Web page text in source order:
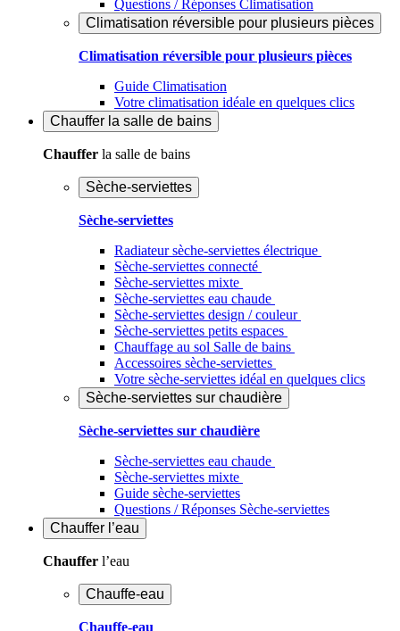
Questions / Réponses Climatisation
Climatisation réversible pour plusieurs pièces
Climatisation réversible pour plusieurs pièces
Guide Climatisation
Votre climatisation idéale en quelques clics
Chauffer la salle de bains
Chauffer la salle de bains
Sèche-serviettes
Sèche-serviettes
Radiateur sèche-serviettes électrique
Sèche-serviettes connecté
Sèche-serviettes mixte
Sèche-serviettes eau chaude
Sèche-serviettes design / couleur
Sèche-serviettes petits espaces
Chauffage au sol Salle de bains
Accessoires sèche-serviettes
Votre sèche-serviettes idéal en quelques clics
Sèche-serviettes sur chaudière
Sèche-serviettes sur chaudière
Sèche-serviettes eau chaude
Sèche-serviettes mixte
Guide sèche-serviettes
Questions / Réponses Sèche-serviettes
Chauffer l’eau
Chauffer l’eau
Chauffe-eau
Chauffe-eau